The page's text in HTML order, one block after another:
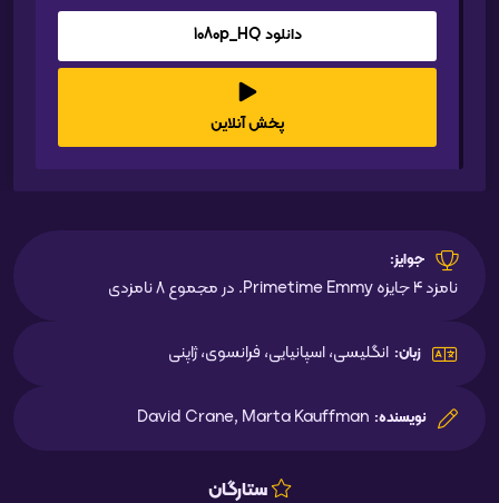
دانلود 1080p_HQ
پخش آنلاین
جوایز:
نامزد 4 جایزه Primetime Emmy. در مجموع 8 نامزدی
زبان: انگلیسی، اسپانیایی، فرانسوی، ژاپنی
نویسنده: David Crane, Marta Kauffman
ستارگان